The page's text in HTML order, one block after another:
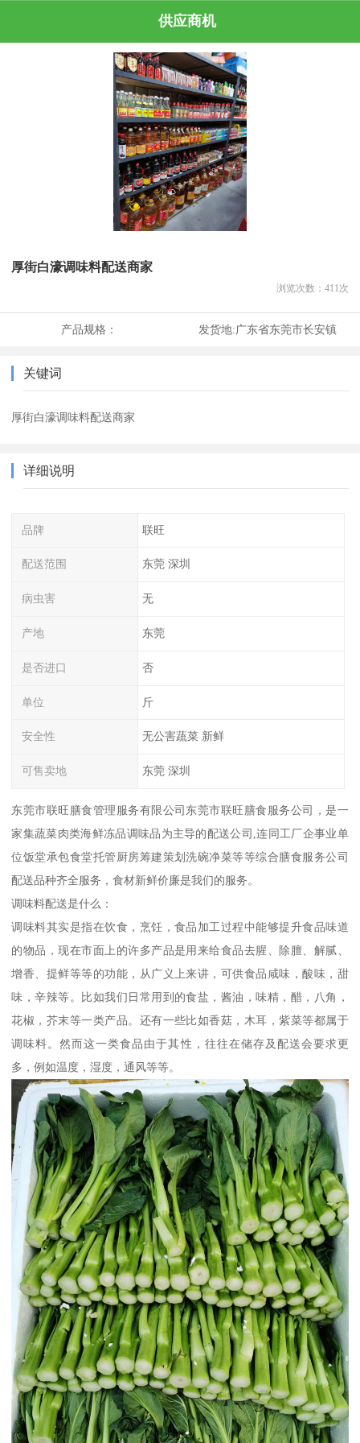
供应商机
厚街白濠调味料配送商家
浏览次数： 411 次
产品规格： 发货地:广东省东莞市长安镇
关键词
厚街白濠调味料配送商家
详细说明
品牌 联旺
配送范围 东莞 深圳
病虫害 无
产地 东莞
是否进口 否
单位 斤
安全性 无公害蔬菜 新鲜
可售卖地 东莞 深圳
东莞市联旺膳食管理服务有限公司东莞市联旺膳食服务公司，是一
家集蔬菜肉类海鲜冻品调味品为主导的配送公司,连同工厂企事业单
位饭堂承包食堂托管厨房筹建策划洗碗净菜等等综合膳食服务公司
配送品种齐全服务，食材新鲜价廉是我们的服务。
调味料配送是什么：
调味料其实是指在饮食，烹饪，食品加工过程中能够提升食品味道
的物品，现在市面上的许多产品是用来给食品去腥、除膻、解腻、
增香、提鲜等等的功能，从广义上来讲，可供食品咸味，酸味，甜
味，辛辣等。比如我们日常用到的食盐，酱油，味精，醋，八角，
花椒，芥末等一类产品。还有一些比如香菇，木耳，紫菜等都属于
调味料。然而这一类食品由于其性，往往在储存及配送会要求更
多，例如温度，湿度，通风等等。